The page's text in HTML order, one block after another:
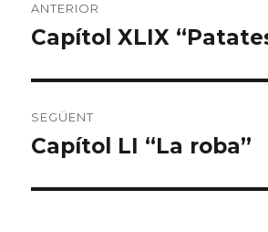
d'entrades
ANTERIOR
Entrada
Capítol XLIX
SEGÜENT
Entrada
Capítol LI “La roba”